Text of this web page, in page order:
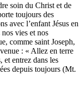
soin du Christ et de
toujours des
avec l’enfant Jésus en
vies et nos
comme saint Joseph,
: « Allez en terre
et entrez dans les
depuis toujours (Mt.